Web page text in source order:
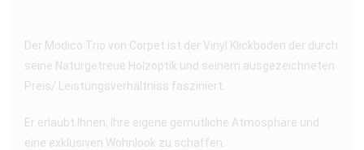
Der Modico Trio von Corpet ist der Vinyl Klickboden der durch
seine Naturgetreue Holzoptik und seinem ausgezeichneten
Preis/ Leistungsverhältniss fasziniert.
Er erlaubt Ihnen, Ihre eigene gemütliche Atmosphäre und
eine exklusiven Wohnlook zu schaffen.